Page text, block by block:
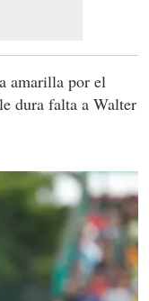
amarilla por el
dura falta a Walter